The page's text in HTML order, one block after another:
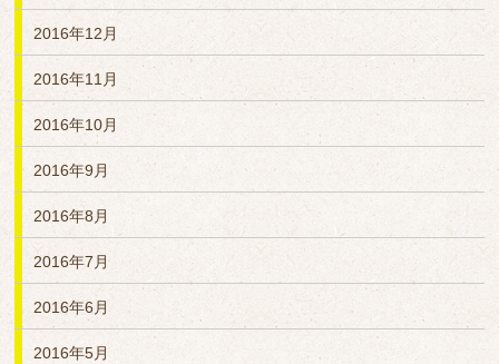
2016年12月
2016年11月
2016年10月
2016年9月
2016年8月
2016年7月
2016年6月
2016年5月